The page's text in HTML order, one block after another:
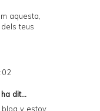
aquesta,
teus
ha dit...
y estoy